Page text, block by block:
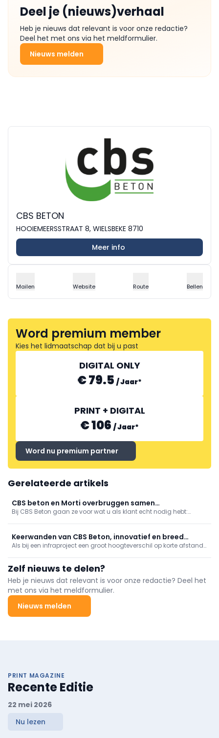
Deel je (nieuws)verhaal
Heb je nieuws dat relevant is voor onze redactie?
Deel het met ons via het meldformulier.
Nieuws melden
CBS BETON
HOOIEMEERSSTRAAT 8, WIELSBEKE 8710
Meer info
Mailen Website Route Bellen
Word premium member
Kies het lidmaatschap dat bij u past
DIGITAL ONLY
€ 79.5 /Jaar*
PRINT + DIGITAL
€ 106 /Jaar*
Word nu premium partner
Gerelateerde artikels
CBS beton en Morti overbruggen samen
hoogteverschil
Bij CBS Beton gaan ze voor wat u als klant echt nodig hebt:
Keerwanden van CBS Beton, innovatief en breed
toepasbaar in de infra
Als bij een infraproject een groot hoogteverschil op korte afstand
Zelf nieuws te delen?
Heb je nieuws dat relevant is voor onze redactie? Deel het
met ons via het meldformulier.
Nieuws melden
PRINT MAGAZINE
Recente Editie
22 mei 2026
Nu lezen